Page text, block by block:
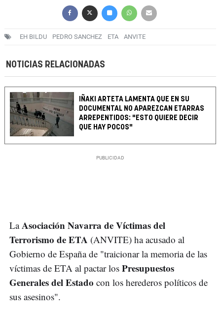
EH BILDU PEDRO SANCHEZ ETA ANVITE
NOTICIAS RELACIONADAS
IÑAKI ARTETA LAMENTA QUE EN SU
DOCUMENTAL NO APAREZCAN ETARRAS
ARREPENTIDOS: "ESTO QUIERE DECIR
QUE HAY POCOS"
LaAsociación Navarra de Víctimas del
Terrorismo de ETA (ANVITE) ha acusado al
Gobierno de España de "traicionar la memoria de las
víctimas de ETA al pactar los Presupuestos
Generales del Estado con los herederos políticos de
sus asesinos".